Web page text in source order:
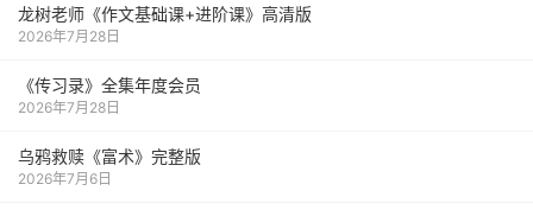
龙树老师《作文基础课+进阶课》高清版
2026年7月28日
《传习录》全集年度会员
2026年7月28日
乌鸦救赎《富术》完整版
2026年7月6日